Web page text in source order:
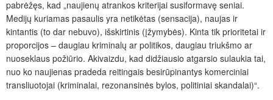
pabrėžęs, kad „naujienų atrankos kriterijai susiformavę seniai.
Medijų kuriamas pasaulis yra netikėtas (sensacija), naujas ir
kintantis (to dar nebuvo), išskirtinis (įžymybės). Kinta tik prioritetai ir
proporcijos – daugiau kriminalų ar politikos, daugiau triukšmo ar
nuoseklaus požiūrio. Akivaizdu, kad didžiausio atgarsio sulaukia tai,
nuo ko naujienas pradeda reitingais besirūpinantys komerciniai
transliuotojai (kriminalai, rezonansinės bylos, politiniai skandalai)“.